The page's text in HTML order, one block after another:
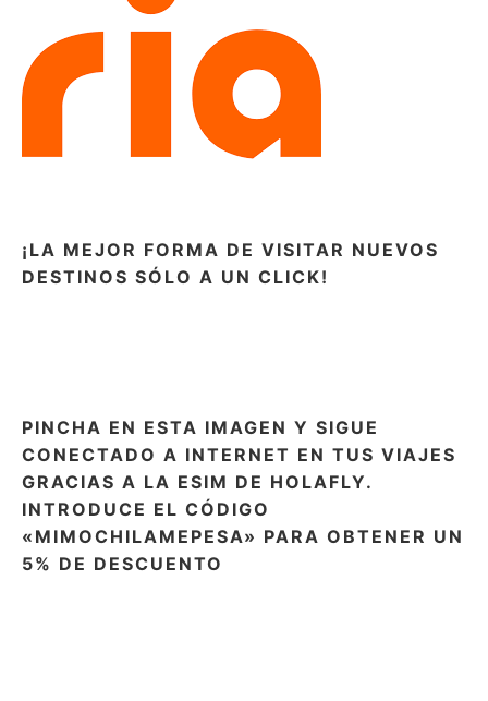
¡LA MEJOR FORMA DE VISITAR NUEVOS
DESTINOS SÓLO A UN CLICK!
PINCHA EN ESTA IMAGEN Y SIGUE
CONECTADO A INTERNET EN TUS VIAJES
GRACIAS A LA ESIM DE HOLAFLY.
INTRODUCE EL CÓDIGO
«MIMOCHILAMEPESA» PARA OBTENER UN
5% DE DESCUENTO